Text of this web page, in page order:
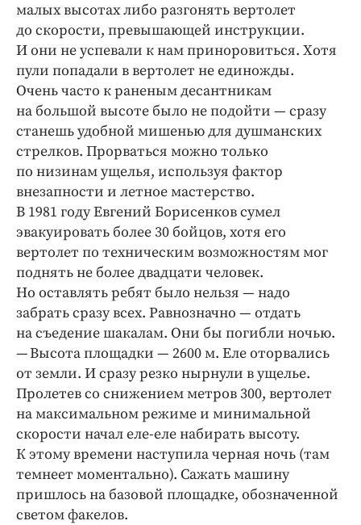
малых высотах либо разгонять вертолет
до скорости, превышающей инструкции.
И они не успевали к нам приноровиться. Хотя
пули попадали в вертолет не единожды.
Очень часто к раненым десантникам
на большой высоте было не подойти — сразу
станешь удобной мишенью для душманских
стрелков. Прорваться можно только
по низинам ущелья, используя фактор
внезапности и летное мастерство.
В 1981 году Евгений Борисенков сумел
эвакуировать более 30 бойцов, хотя его
вертолет по техническим возможностям мог
поднять не более двадцати человек.
Но оставлять ребят было нельзя — надо
забрать сразу всех. Равнозначно — отдать
на съедение шакалам. Они бы погибли ночью.
— Высота площадки — 2600 м. Еле оторвались
от земли. И сразу резко нырнули в ущелье.
Пролетев со снижением метров 300, вертолет
на максимальном режиме и минимальной
скорости начал еле-еле набирать высоту.
К этому времени наступила черная ночь (там
темнеет моментально). Сажать машину
пришлось на базовой площадке, обозначенной
светом факелов.